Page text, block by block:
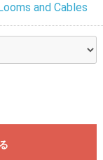
Looms and Cables